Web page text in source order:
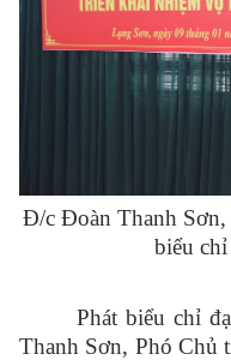
Đ/c Đoàn Thanh
biểu
Phát biểu chỉ
Thanh Sơn, Phó Chủ